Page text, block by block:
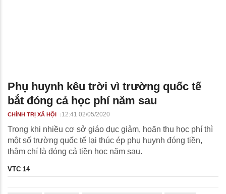
Phụ huynh kêu trời vì trường quốc tế
bắt đóng cả học phí năm sau
CHÍNH TRỊ XÃ HỘI 12:41 02/05/2020
Trong khi nhiều cơ sở giáo dục giảm, hoãn thu học phí thì
một số trường quốc tế lại thúc ép phụ huynh đóng tiền,
thậm chí là đóng cả tiền học năm sau.
VTC 14